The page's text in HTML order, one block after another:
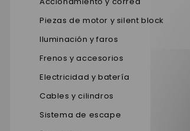
Piezas de motor y silent block
Iluminación y faros
Frenos y accesorios
Electricidad y batería
Cables y cilindros
Sistema de escape